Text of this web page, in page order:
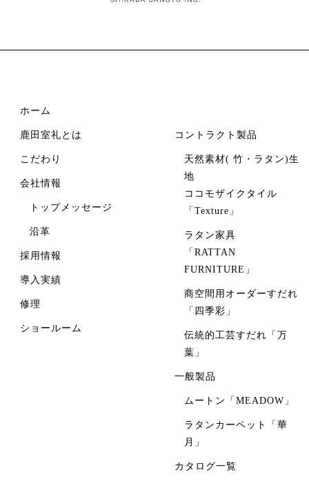
ホーム
鹿田室礼とは
こだわり
会社情報
トップメッセージ
沿革
採用情報
導入実績
修理
ショールーム
コントラクト製品
天然素材( 竹・ラタン)生
地
ココモザイクタイル
「Texture」
ラタン家具
「RATTAN
FURNITURE」
商空間用オーダーすだれ
「四季彩」
伝統的工芸すだれ「万
葉」
一般製品
ムートン「MEADOW」
ラタンカーペット「華
月」
カタログ一覧